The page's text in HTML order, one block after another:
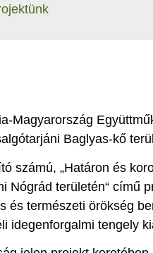
Magyarország
Baglyas-kő
számú, „Határon és
Nógrád területén“ című
és természeti örökség
idegenforgalmi tengely